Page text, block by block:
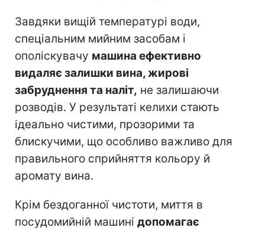
Завдяки вищій температурі води,
спеціальним мийним засобам і
ополіскувачу машина ефективно
видаляє залишки вина, жирові
забруднення та наліт, не залишаючи
розводів. У результаті келихи стають
ідеально чистими, прозорими та
блискучими, що особливо важливо для
правильного сприйняття кольору й
аромату вина.
Крім бездоганної чистоти, миття в
посудомийній машині допомагає